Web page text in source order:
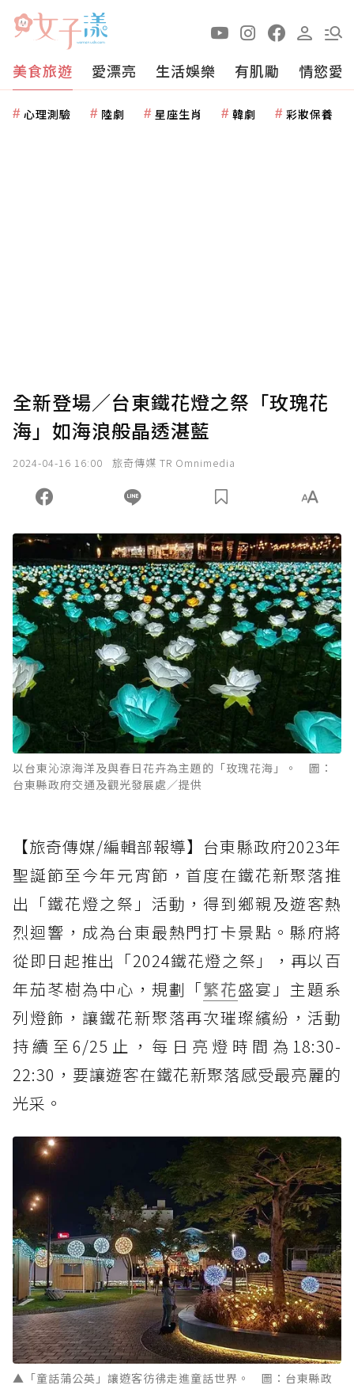
美食旅遊 愛漂亮 生活娛樂 有肌勵 情慾愛
心理測驗 陸劇 星座生肖 韓劇 彩妝保養
全新登場／台東鐵花燈之祭「玫瑰花
海」如海浪般晶透湛藍
2024-04-16 16:00 旅奇傳媒 TR Omnimedia
以台東沁涼海洋及與春日花卉為主題的「玫瑰花海」。 圖：
台東縣政府交通及觀光發展處／提供
【旅奇傳媒/編輯部報導】台東縣政府2023年
聖誕節至今年元宵節，首度在鐵花新聚落推
出「鐵花燈之祭」活動，得到鄉親及遊客熱
烈迴響，成為台東最熱門打卡景點。縣府將
從即日起推出「2024鐵花燈之祭」，再以百
年茄苳樹為中心，規劃「繁花盛宴」主題系
列燈飾，讓鐵花新聚落再次璀璨繽紛，活動
持續至6/25止，每日亮燈時間為18:30-
22:30，要讓遊客在鐵花新聚落感受最亮麗的
光采。
▲「童話蒲公英」讓遊客彷彿走進童話世界。 圖：台東縣政